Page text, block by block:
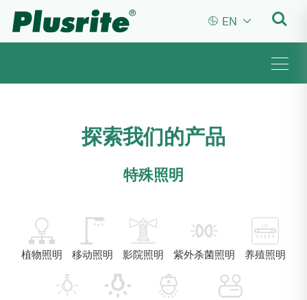
 EN 
探索我们的产品
特殊照明
植物照明 移动照明 影院照明 紫外杀菌照明 养殖照明